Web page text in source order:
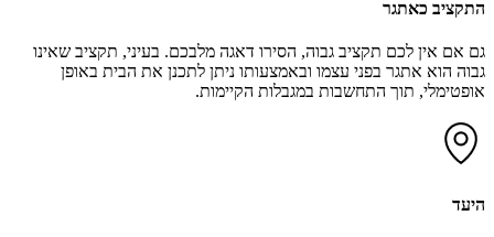
התקציב כאתגר
גם אם אין לכם תקציב גבוה, הסירו דאגה מלבכם. בעיני, תקציב שאינו
גבוה הוא אתגר בפני עצמו ובאמצעותו ניתן לתכנן את הבית באופן
אופטימלי, תוך התחשבות במגבלות הקיימות.
היעד